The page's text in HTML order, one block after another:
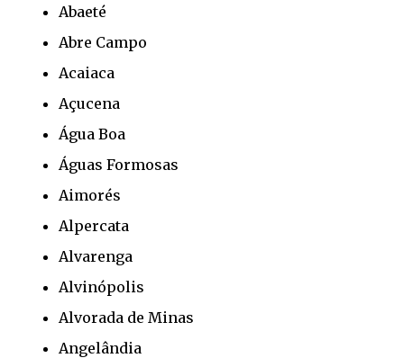
Abaeté
Abre Campo
Acaiaca
Açucena
Água Boa
Águas Formosas
Aimorés
Alpercata
Alvarenga
Alvinópolis
Alvorada de Minas
Angelândia